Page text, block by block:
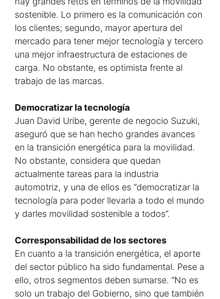
sostenible. Lo primero es la comunicación con
los clientes; segundo, mayor apertura del
mercado para tener mejor tecnología y tercero
una mejor infraestructura de estaciones de
carga. No obstante, es optimista frente al
trabajo de las marcas.
Democratizar la tecnología
Juan David Uribe, gerente de negocio Suzuki,
aseguró que se han hecho grandes avances
en la transición energética para la movilidad.
No obstante, considera que quedan
actualmente tareas para la industria
automotriz, y una de ellos es “democratizar la
tecnología para poder llevarla a todo el mundo
y darles movilidad sostenible a todos”.
Corresponsabilidad de los sectores
En cuanto a la transición energética, el aporte
del sector público ha sido fundamental. Pese a
ello, otros segmentos deben sumarse. “No es
solo un trabajo del Gobierno, sino que también